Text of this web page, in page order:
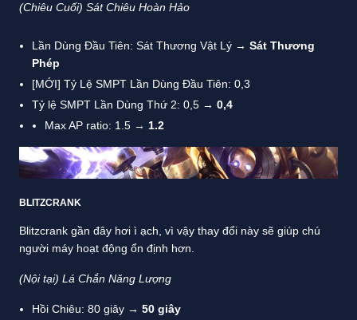
(Chiêu Cuối) Sát Chiêu Hoàn Hảo
Lần Dùng Đầu Tiên: Sát Thương Vật Lý → Sát Thương
Phép
[MỚI] Tỷ Lệ SMPT Lần Dùng Đầu Tiên: 0,3
Tỷ lệ SMPT Lần Dùng Thứ 2: 0,5 → 0,4
Max AP ratio: 1.5 → 1.2
BLITZCRANK
Blitzcrank gần đây hơi ì ạch, vì vậy thay đổi này sẽ giúp chú
người máy hoạt động ổn định hơn.
(Nội tại) Lá Chắn Năng Lượng
Hồi Chiêu: 80 giây → 50 giây